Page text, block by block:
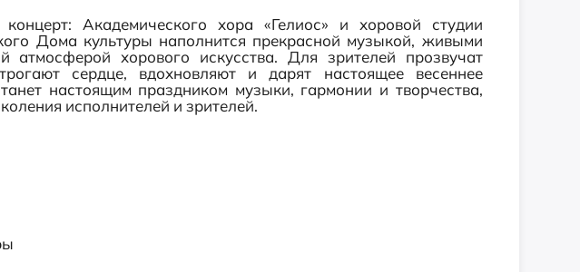
Академического хора «Гелиос» и хоровой студии
Дома культуры наполнится прекрасной музыкой, живыми
атмосферой хорового искусства. Для зрителей прозвучат
сердце, вдохновляют и дарят настоящее весеннее
настоящим праздником музыки, гармонии и творчества,
исполнителей и зрителей.